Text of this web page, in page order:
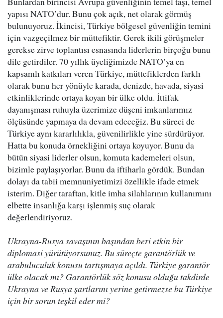
yapısı NATO’dur. Bunu çok açık, net olarak görmüş
bulunuyoruz. İkincisi, Türkiye bölgesel güvenliğin temini
için vazgeçilmez bir müttefiktir. Gerek ikili görüşmeler
gerekse zirve toplantısı esnasında liderlerin birçoğu bunu
dile getirdiler. 70 yıllık üyeliğimizde NATO’ya en
kapsamlı katkıları veren Türkiye, müttefiklerden farklı
olarak bunu her yönüyle karada, denizde, havada, siyasi
etkinliklerinde ortaya koyan bir ülke oldu. İttifak
dayanışması ruhuyla üzerimize düşeni imkanlarımız
ölçüsünde yapmaya da devam edeceğiz. Bu süreci de
Türkiye aynı kararlılıkla, güvenilirlikle yine sürdürüyor.
Hatta bu konuda örnekliğini ortaya koyuyor. Bunu da
bütün siyasi liderler olsun, komuta kademeleri olsun,
bizimle paylaşıyorlar. Bunu da iftiharla gördük. Bundan
dolayı da tabii memnuniyetimizi özellikle ifade etmek
isterim. Diğer taraftan, kitle imha silahlarının kullanımını
elbette insanlığa karşı işlenmiş suç olarak
değerlendiriyoruz.
Ukrayna-Rusya savaşının başından beri etkin bir
diplomasi yürütüyorsunuz. Bu süreçte garantörlük ve
arabuluculuk konusu tartışmaya açıldı. Türkiye garantör
ülke olacak mı? Garantörlük söz konusu olduğu takdirde
Ukrayna ve Rusya şartlarını yerine getirmezse bu Türkiye
için bir sorun teşkil eder mi?